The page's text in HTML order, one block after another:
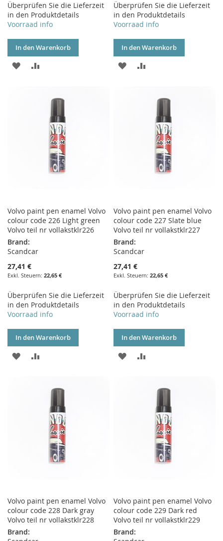
Überprüfen Sie die Lieferzeit
in den Produktdetails
Voorraad info
In den Warenkorb
ZUR
HINZUFÜGENHINZUFÜGEN
Überprüfen Sie die Lieferzeit
in den Produktdetails
Voorraad info
In den Warenkorb
ZUR
HINZUFÜGENHINZUFÜGEN
Volvo paint pen enamel Volvo
colour code 226 Light green
Volvo teil nr vollakstklr226
Brand:
Scandcar
27,41 €
22,65 €
Überprüfen Sie die Lieferzeit
in den Produktdetails
Voorraad info
In den Warenkorb
ZUR
HINZUFÜGENHINZUFÜGEN
Volvo paint pen enamel Volvo
colour code 227 Slate blue
Volvo teil nr vollakstklr227
Brand:
Scandcar
27,41 €
22,65 €
Überprüfen Sie die Lieferzeit
in den Produktdetails
Voorraad info
In den Warenkorb
ZUR
HINZUFÜGENHINZUFÜGEN
Volvo paint pen enamel Volvo
colour code 228 Dark gray
Volvo teil nr vollakstklr228
Brand:
Volvo paint pen enamel Volvo
colour code 229 Dark red
Volvo teil nr vollakstklr229
Brand: